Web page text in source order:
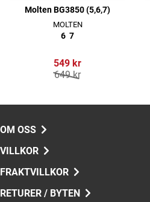
Molten BG3850 (5,6,7)
MOLTEN
6 7
549 kr
649 kr
OM OSS
VILLKOR
FRAKTVILLKOR
RETURER / BYTEN